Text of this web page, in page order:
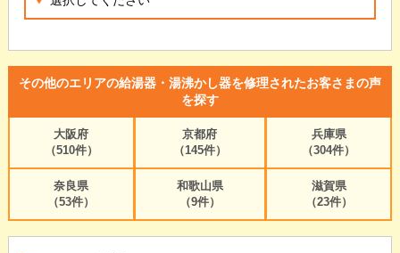
その他のエリアの給湯器・湯沸かし器を修理されたお客さまの声
を探す
大阪府
（510件）
京都府
（145件）
兵庫県
（304件）
奈良県
（53件）
和歌山県
（9件）
滋賀県
（23件）